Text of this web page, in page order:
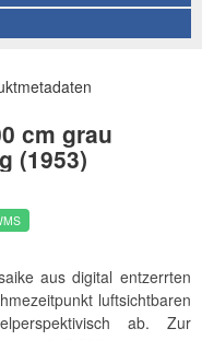
cm grau
(1953)
aus digital entzerrten
luftsichtbaren
ab. Zur